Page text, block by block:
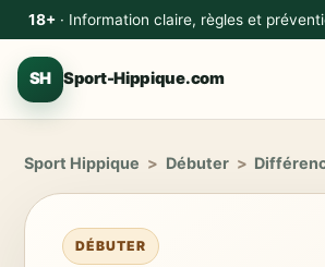
18+· Information claire, règles et
SH Sport-Hippique.com
Sport Hippique > Débuter >
DÉBUTER